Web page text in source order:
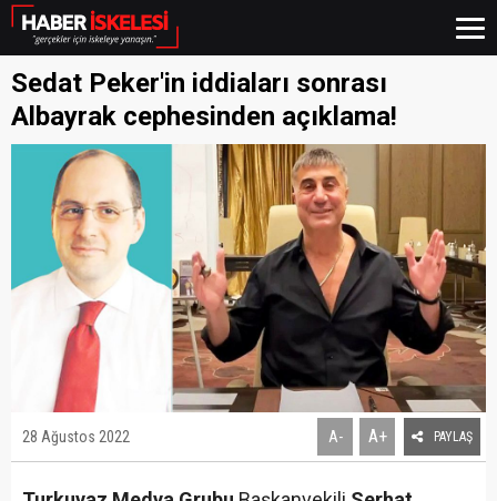
Sedat Peker'in iddiaları sonrası
Albayrak cephesinden açıklama!
28 Ağustos 2022 A- A+ PAYLAŞ